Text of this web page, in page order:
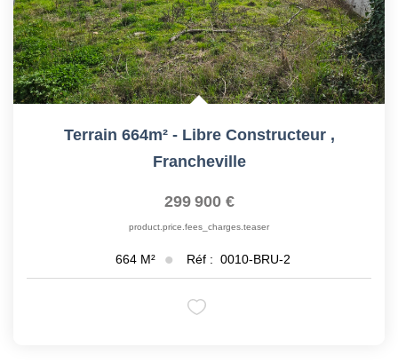
Terrain 664m² - Libre Constructeur ,
Francheville
299 900 €
product.price.fees_charges.teaser
664 M² Réf : 0010-BRU-2